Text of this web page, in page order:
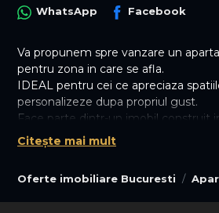
Oferte imobiliare Bucuresti
WhatsApp Facebook
Va propunem spre vanzare un
pentru zona in care se afla.
IDEAL pentru cei ce apreciaza
personalizeze dupa propriul gust.
Face parte dintr-un imobil construit
de acest gen pozitionat pe Sos.
distanta de 15 minute pietonal fata
Citește mai mult